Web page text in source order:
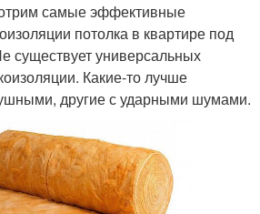
самые эффективные
потолка в квартире под
существует универсальных
Какие-то лучше
другие с ударными шумами.